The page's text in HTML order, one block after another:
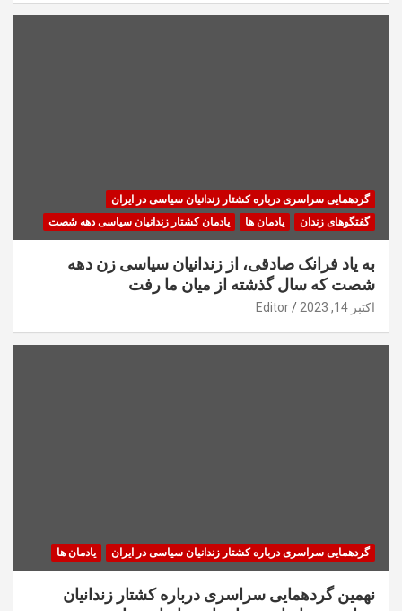
گردهمایی سراسری درباره کشتار زندانیان سیاسی در ایران
گفتگوهای زندان
یادمان ها یادمان کشتار زندانیان سیاسی دهه شصت
به یاد فرانک صادقی، از زندانیان سیاسی زن دهه
شصت که سال گذشته از میان ما رفت
اکتبر 14, 2023 Editor
گردهمایی سراسری درباره کشتار زندانیان سیاسی در ایران یادمان ها
نهمین گردهمایی سراسری درباره کشتار زندانیان